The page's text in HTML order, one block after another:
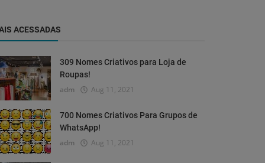
ACESSADAS
309 Nomes Criativos para Loja de
Roupas!
adm Aug 11, 2021
700 Nomes Criativos Para Grupos de
WhatsApp!
adm Aug 11, 2021